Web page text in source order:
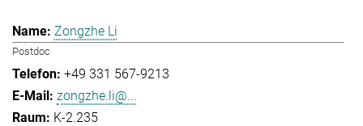
Zongzhe Li
Postdoc
+49 331 567-9213
zongzhe.li@...
K-2.235